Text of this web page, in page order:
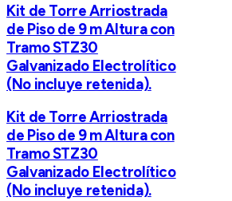
Kit de Torre Arriostrada
de Piso de 9 m Altura con
Tramo STZ30
Galvanizado Electrolítico
(No incluye retenida).
Kit de Torre Arriostrada
de Piso de 9 m Altura con
Tramo STZ30
Galvanizado Electrolítico
(No incluye retenida).